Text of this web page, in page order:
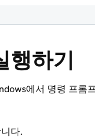
하기
에서 명령 프롬
다.